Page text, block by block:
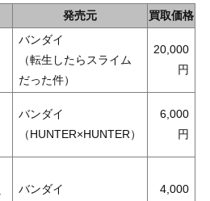
発売元 買取価格
バンダイ
（転生したらスライム
だった件）
20,000
バンダイ
（HUNTER×HUNTER）
6,000
バンダイ
4,000